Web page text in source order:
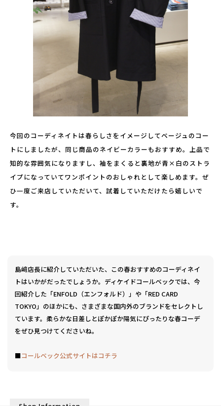
今回のコーディネイトは春らしさをイメージしてベージュのコー
トにしましたが、同じ商品のネイビーカラーもおすすめ。上品で
知的な雰囲気になりますし、袖をまくると裏地が青×白のストラ
イプになっていてワンポイントのおしゃれとして楽しめます。ぜ
ひ一度ご来店していただいて、試着していただけたら嬉しいで
す。
島﨑店長に紹介していただいた、この春おすすめのコーディネイ
トはいかがだったでしょうか。ディケイドコールベックでは、今
回紹介した「ENFOLD（エンフォルド）」や「RED CARD
TOKYO」のほかにも、さまざまな国内外のブランドをセレクトし
ています。柔らかな日差しとぽかぽか陽気にぴったりな春コーデ
をぜひ見つけてくださいね。
■コールベック公式サイトはコチラ